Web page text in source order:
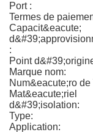
Port :
Termes de
Capacit&eacute;
:
Point
Marque nom:
Num&eacute;ro de
Mat&eacute;riel
d&#39;isolation:
Type:
Application: